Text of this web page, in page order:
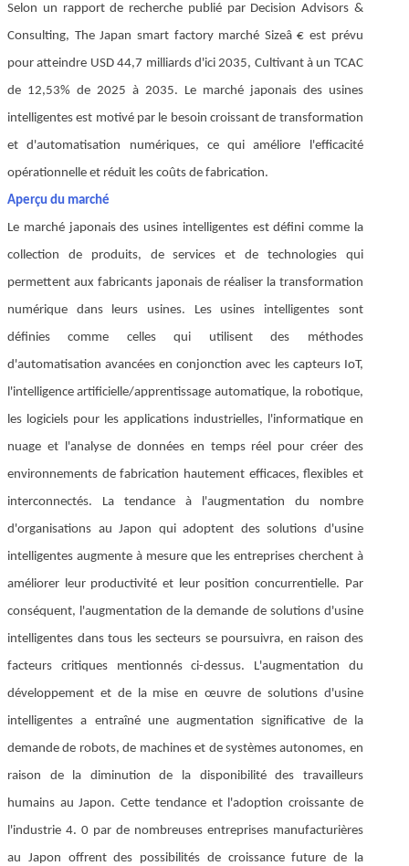
Selon un rapport de recherche publié par Decision Advisors &
Consulting, The Japan smart factory marché Sizeâ € est prévu
pour atteindre USD 44,7 milliards d'ici 2035, Cultivant à un TCAC
de 12,53% de 2025 à 2035. Le marché japonais des usines
intelligentes est motivé par le besoin croissant de transformation
et d'automatisation numériques, ce qui améliore l'efficacité
opérationnelle et réduit les coûts de fabrication.
Aperçu du marché
Le marché japonais des usines intelligentes est défini comme la
collection de produits, de services et de technologies qui
permettent aux fabricants japonais de réaliser la transformation
numérique dans leurs usines. Les usines intelligentes sont
définies comme celles qui utilisent des méthodes
d'automatisation avancées en conjonction avec les capteurs IoT,
l'intelligence artificielle/apprentissage automatique, la robotique,
les logiciels pour les applications industrielles, l'informatique en
nuage et l'analyse de données en temps réel pour créer des
environnements de fabrication hautement efficaces, flexibles et
interconnectés. La tendance à l'augmentation du nombre
d'organisations au Japon qui adoptent des solutions d'usine
intelligentes augmente à mesure que les entreprises cherchent à
améliorer leur productivité et leur position concurrentielle. Par
conséquent, l'augmentation de la demande de solutions d'usine
intelligentes dans tous les secteurs se poursuivra, en raison des
facteurs critiques mentionnés ci-dessus. L'augmentation du
développement et de la mise en œuvre de solutions d'usine
intelligentes a entraîné une augmentation significative de la
demande de robots, de machines et de systèmes autonomes, en
raison de la diminution de la disponibilité des travailleurs
humains au Japon. Cette tendance et l'adoption croissante de
l'industrie 4. 0 par de nombreuses entreprises manufacturières
au Japon offrent des possibilités de croissance future de la